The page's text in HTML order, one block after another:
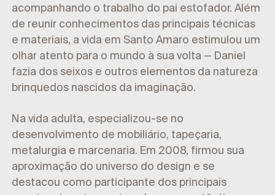
acompanhando o trabalho do pai estofador. Além
de reunir conhecimentos das principais técnicas
e materiais, a vida em Santo Amaro estimulou um
olhar atento para o mundo à sua volta — Daniel
fazia dos seixos e outros elementos da natureza
brinquedos nascidos da imaginação.
Na vida adulta, especializou-se no
desenvolvimento de mobiliário, tapeçaria,
metalurgia e marcenaria. Em 2008, firmou sua
aproximação do universo do design e se
destacou como participante dos principais